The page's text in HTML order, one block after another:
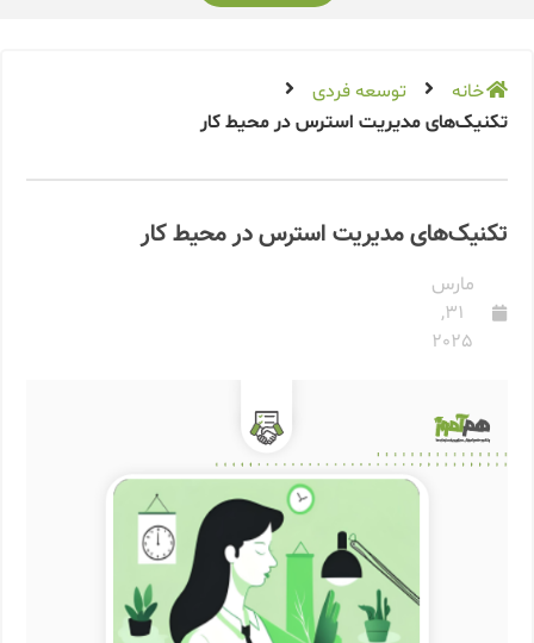
خانه
توسعه فردی
تکنیک‌های مدیریت استرس در محیط کار
تکنیک‌های مدیریت استرس در محیط کار
مارس
31,
2025